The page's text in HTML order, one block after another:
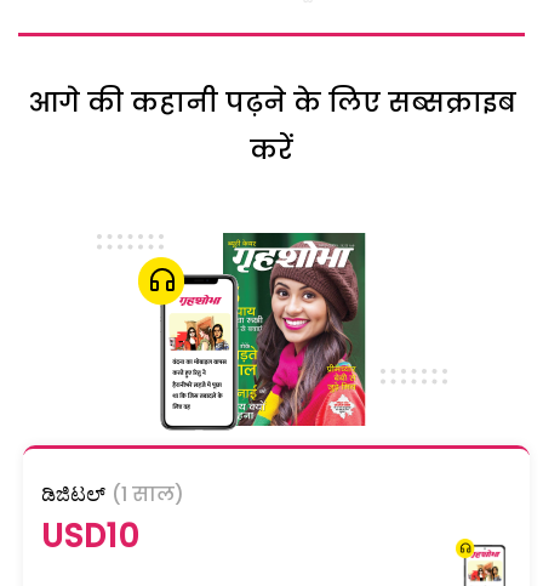
आगे की कहानी पढ़ने के लिए सब्सक्राइब
करें
ಡಿಜಿಟಲ್ (1 साल)
USD10